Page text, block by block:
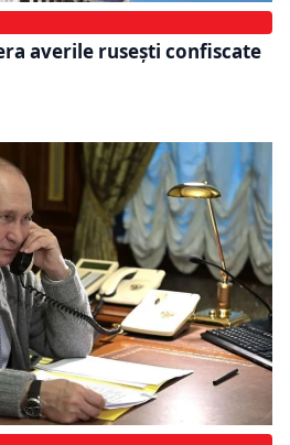
averile rusești confiscate